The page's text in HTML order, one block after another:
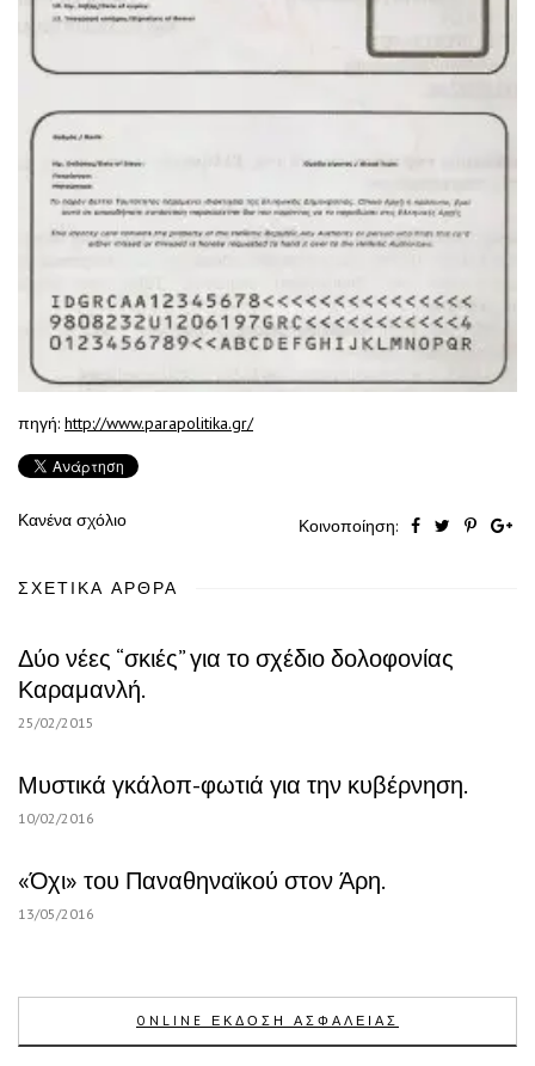
πηγή: http://www.parapolitika.gr/
Κανένα σχόλιο Κοινοποίηση:
ΣΧΕΤΙΚΆ ΆΡΘΡΑ
Δύο νέες “σκιές” για το σχέδιο δολοφονίας
Καραμανλή.
25/02/2015
Μυστικά γκάλοπ-φωτιά για την κυβέρνηση.
10/02/2016
«Όχι» του Παναθηναϊκού στον Άρη.
13/05/2016
ONLINE ΕΚΔΟΣΗ ΑΣΦΑΛΕΙΑΣ